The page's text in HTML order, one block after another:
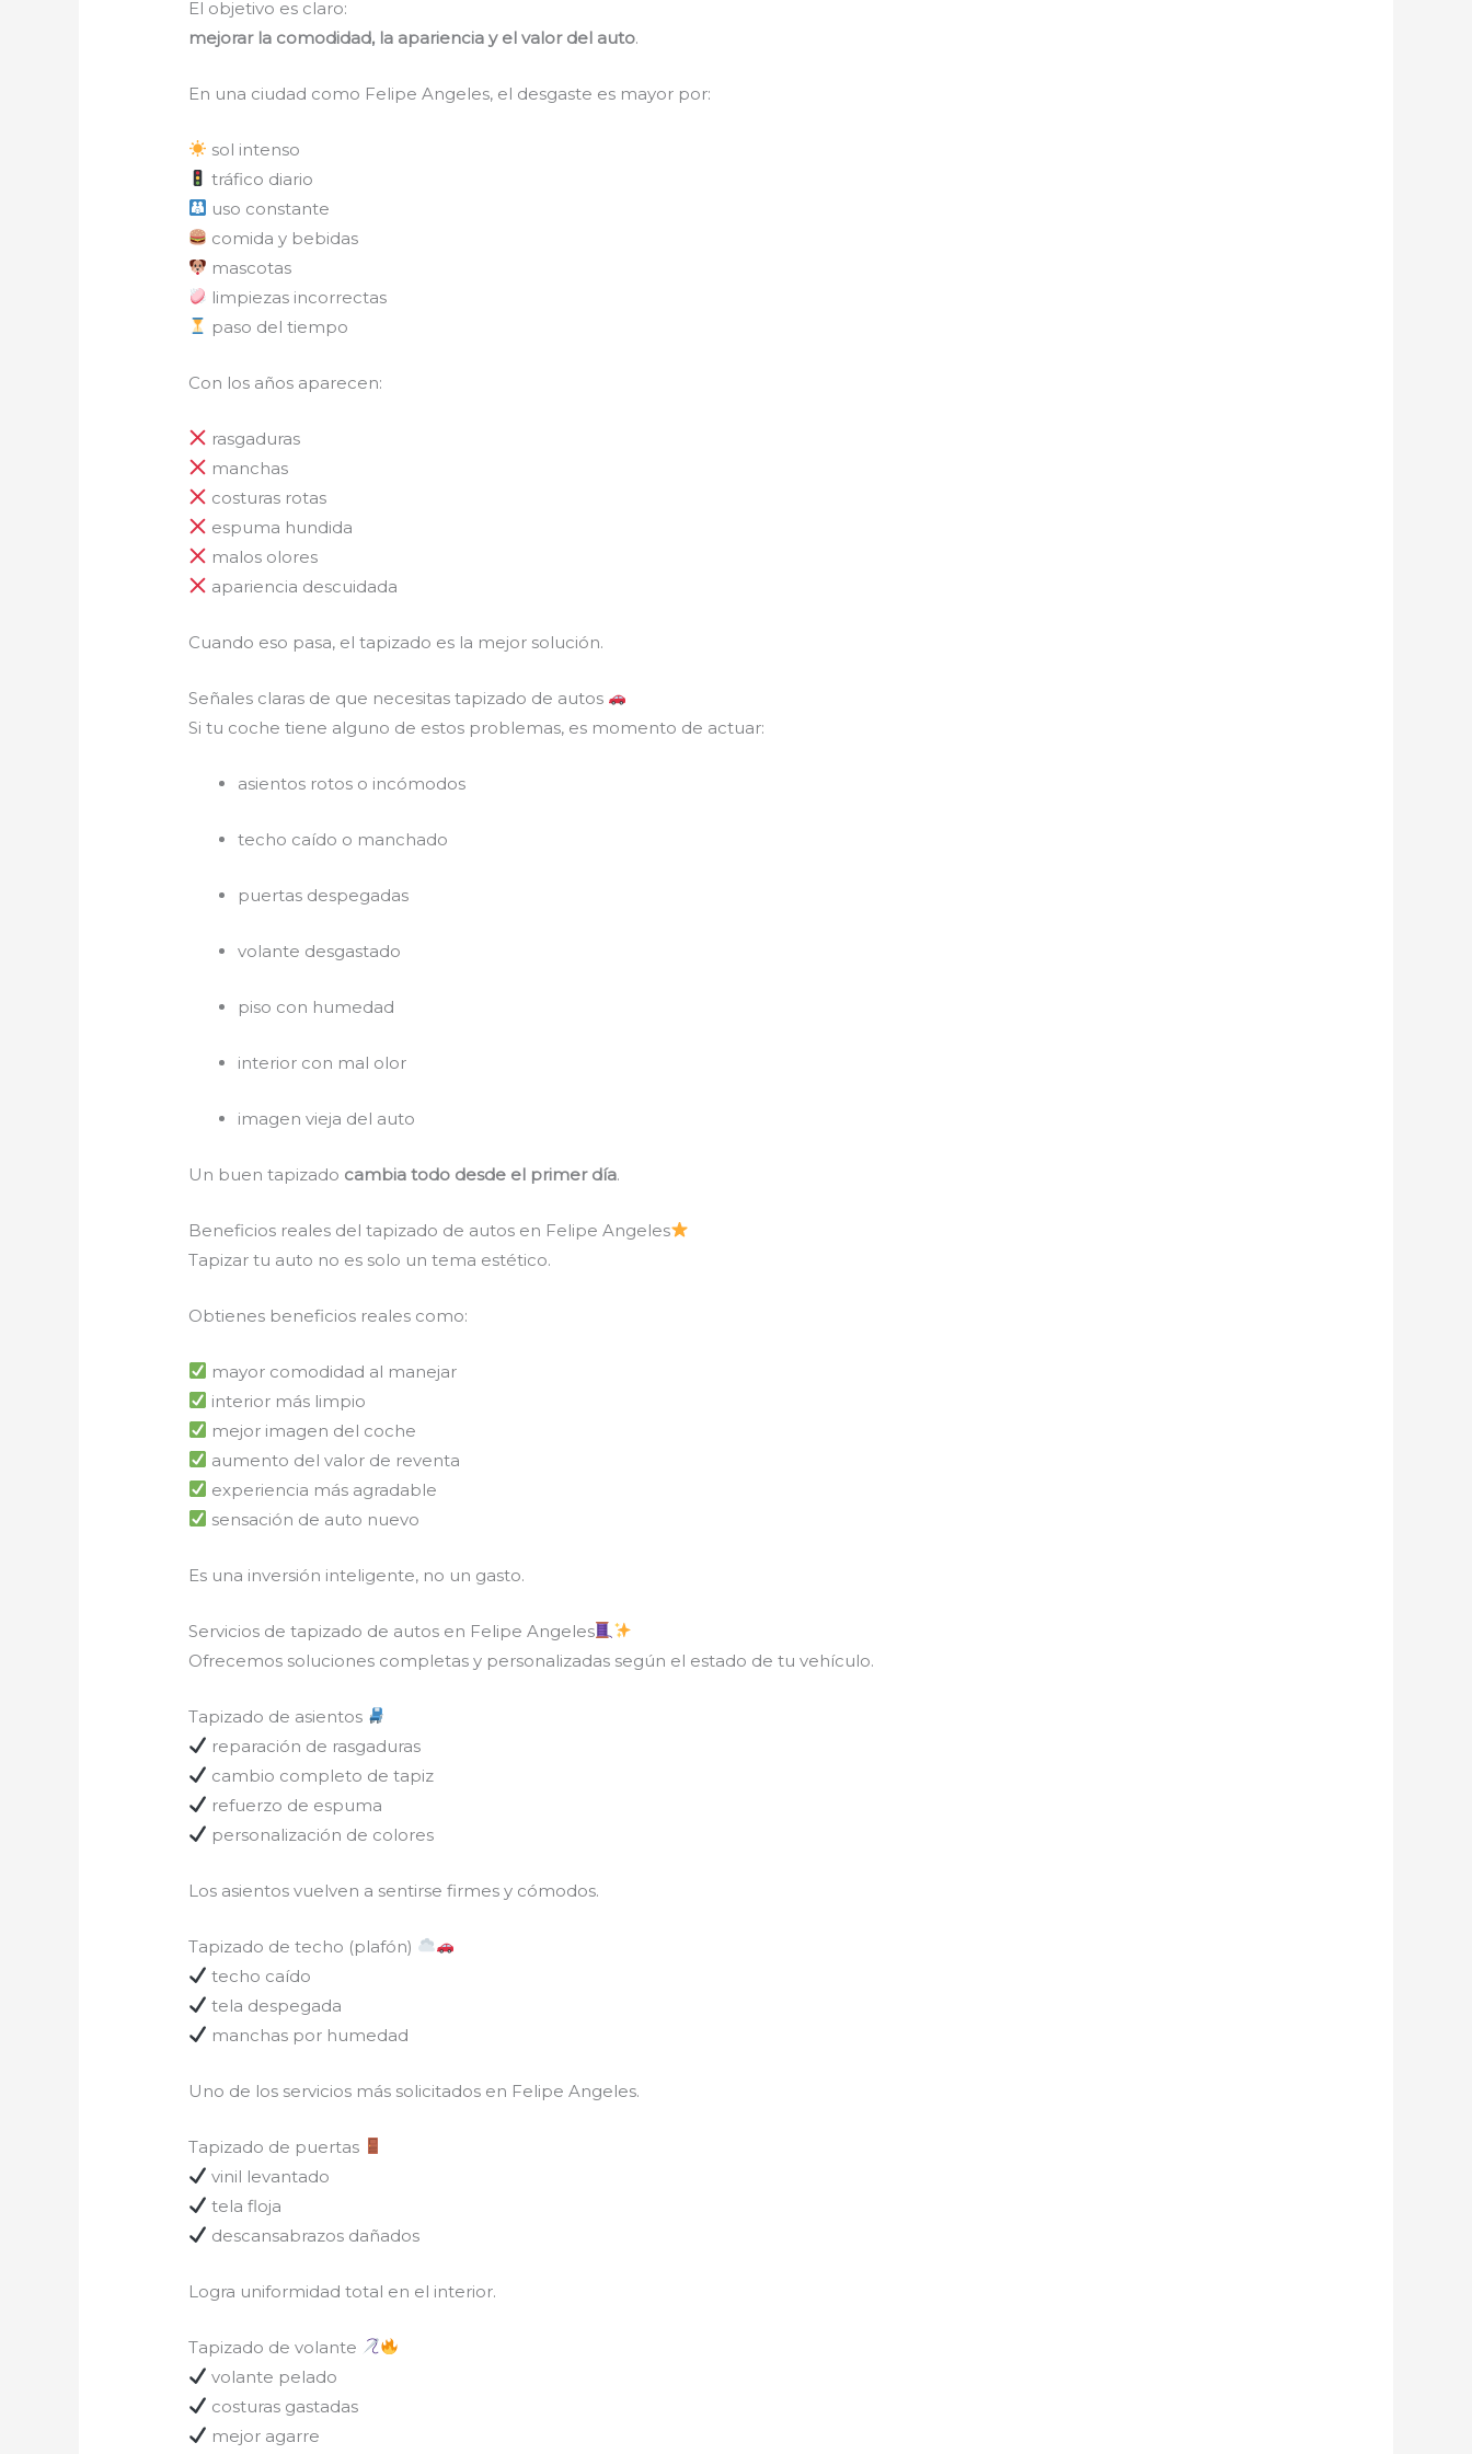
El objetivo es claro:
mejorar la comodidad, la apariencia y el valor del auto.
En una ciudad como Felipe Angeles, el desgaste es mayor por:
sol intenso
tráfico diario
uso constante
comida y bebidas
mascotas
limpiezas incorrectas
paso del tiempo
Con los años aparecen:
rasgaduras
manchas
costuras rotas
espuma hundida
malos olores
apariencia descuidada
Cuando eso pasa, el tapizado es la mejor solución.
Señales claras de que necesitas tapizado de autos
Si tu coche tiene alguno de estos problemas, es momento de actuar:
asientos rotos o incómodos
techo caído o manchado
puertas despegadas
volante desgastado
piso con humedad
interior con mal olor
imagen vieja del auto
Un buen tapizado cambia todo desde el primer día.
Beneficios reales del tapizado de autos en Felipe Angeles
Tapizar tu auto no es solo un tema estético.
Obtienes beneficios reales como:
mayor comodidad al manejar
interior más limpio
mejor imagen del coche
aumento del valor de reventa
experiencia más agradable
sensación de auto nuevo
Es una inversión inteligente, no un gasto.
Servicios de tapizado de autos en Felipe Angeles
Ofrecemos soluciones completas y personalizadas según el estado de tu vehículo.
Tapizado de asientos
reparación de rasgaduras
cambio completo de tapiz
refuerzo de espuma
personalización de colores
Los asientos vuelven a sentirse firmes y cómodos.
Tapizado de techo (plafón)
techo caído
tela despegada
manchas por humedad
Uno de los servicios más solicitados en Felipe Angeles.
Tapizado de puertas
vinil levantado
tela floja
descansabrazos dañados
Logra uniformidad total en el interior.
Tapizado de volante
volante pelado
costuras gastadas
mejor agarre